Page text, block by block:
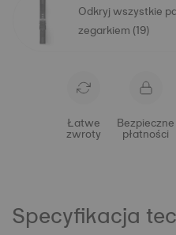
Odkryj wszystkie
zegarkiem (19)
Łatwe
zwroty
Bezpieczne
płatności
Specyfikacja